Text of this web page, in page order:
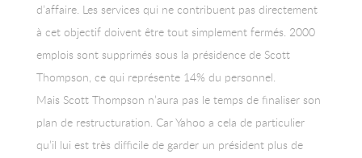
d’affaire. Les services qui ne contribuent pas directement
à cet objectif doivent être tout simplement fermés. 2000
emplois sont supprimés sous la présidence de Scott
Thompson, ce qui représente 14% du personnel.
Mais Scott Thompson n’aura pas le temps de finaliser son
plan de restructuration. Car Yahoo a cela de particulier
qu’il lui est très difficile de garder un président plus de